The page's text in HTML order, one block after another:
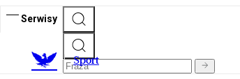
Serwisy
Sport